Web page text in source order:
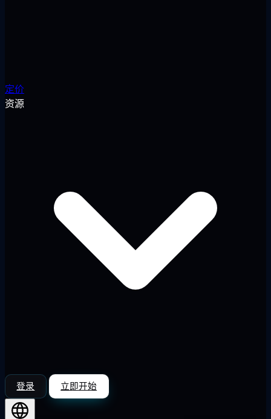
定价
资源
登录 立即开始